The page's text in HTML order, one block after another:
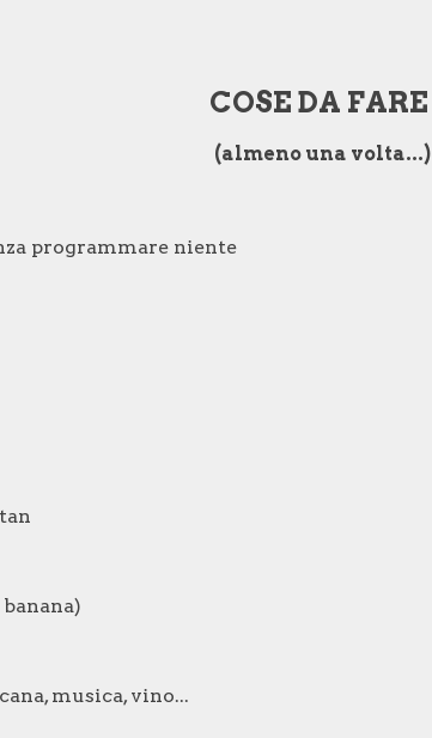
COSE DA FARE
(almeno una volta...)
programmare niente
musica, vino...